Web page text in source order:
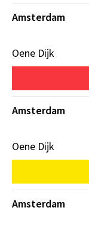
Amsterdam
Oene Dijk
Amsterdam
Oene Dijk
Amsterdam